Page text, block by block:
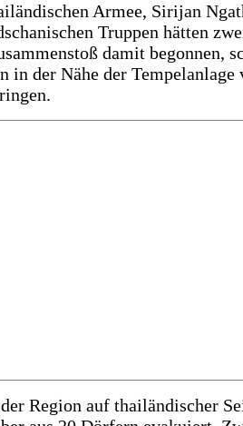
Armee, Sirijan
Truppen hätten
damit begonnen,
in der Nähe der Tempelanlage
Region auf thailändischer